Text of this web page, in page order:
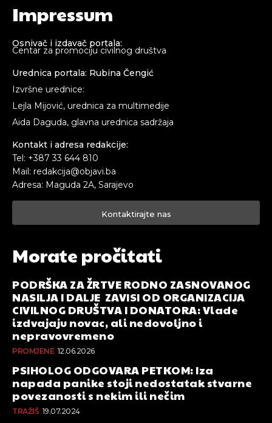
Impressum
Osnivač i izdavač portala:
Centar za promociju civilnog društva
Urednica portala: Rubina Čengić
Izvršne urednice:
Lejla Mijović, urednica za multimedije
Aida Daguda, glavna urednica sadržaja
Kontakt i adresa redakcije:
Tel: +387 33 644 810
Mail: redakcija@objavi.ba
Adresa: Maguda 2A, Sarajevo
Kontaktirajte nas
Morate pročitati
PODRŠKA ZA ŽRTVE RODNO ZASNOVANOG
NASILJA I DALJE ZAVISI OD ORGANIZACIJA
CIVILNOG DRUŠTVA I DONATORA: Vlade
izdvajaju novac, ali nedovoljno i
nepravovremeno
PROMJENE 12.06.2026
PSIHOLOG ODGOVARA PETKOM: Iza
napada panike stoji nedostatak stvarne
povezanosti s nekim ili nečim
TRAŽIŠ 19.07.2024